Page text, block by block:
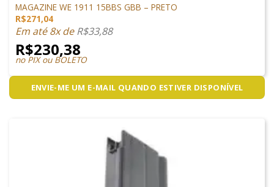
MAGAZINE WE 1911 15BBS GBB – PRETO
R$271,04
Em até 8x deR$33,88
R$230,38
no PIX ou BOLETO
ENVIE-ME UM E-MAIL QUANDO ESTIVER DISPONÍVEL